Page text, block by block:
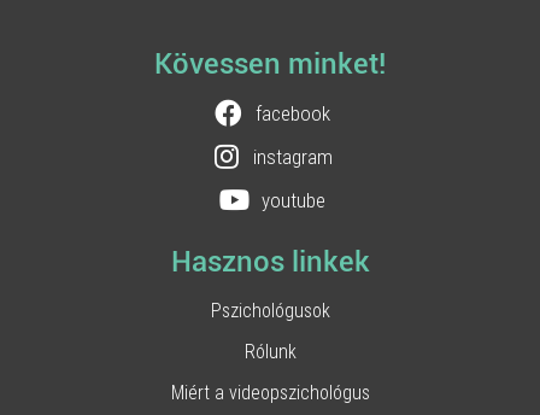
Kövessen minket!
facebook
instagram
youtube
Hasznos linkek
Pszichológusok
Rólunk
Miért a videopszichológus